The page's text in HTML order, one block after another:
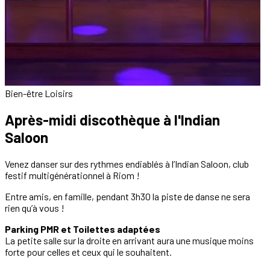
Bien-être Loisirs
Après-midi discothèque à l'Indian
Saloon
Venez danser sur des rythmes endiablés à l’Indian Saloon, club
festif multigénérationnel à Riom !
Entre amis, en famille, pendant 3h30 la piste de danse ne sera
rien qu’à vous !
Parking PMR et Toilettes adaptées
La petite salle sur la droite en arrivant aura une musique moins
forte pour celles et ceux qui le souhaitent.